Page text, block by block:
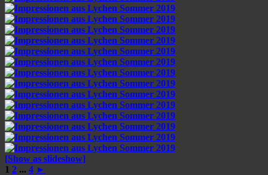
[Show as slideshow]
1 2 ... 4 ►